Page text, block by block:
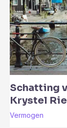
Schatting
Krystel
Vermogen